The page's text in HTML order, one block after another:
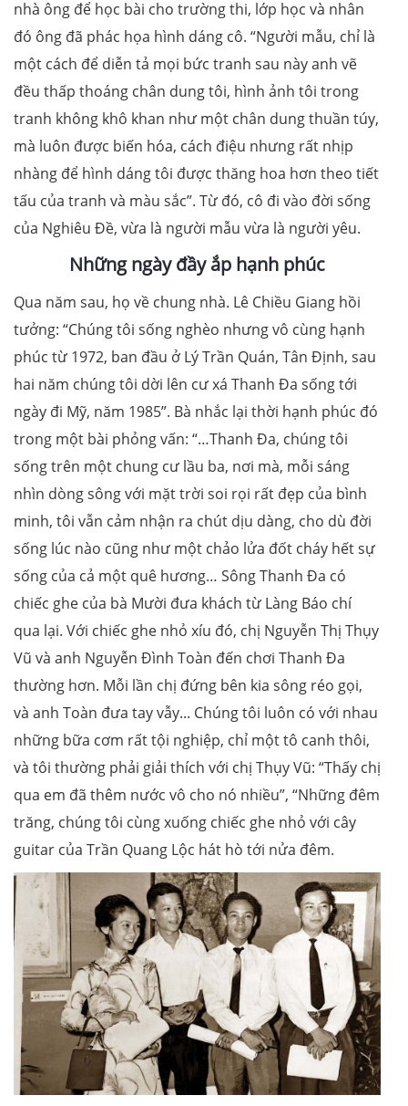
nhà ông để học bài cho trường thi, lớp học và nhân
đó ông đã phác họa hình dáng cô. “Người mẫu, chỉ là
một cách để diễn tả mọi bức tranh sau này anh vẽ
đều thấp thoáng chân dung tôi, hình ảnh tôi trong
tranh không khô khan như một chân dung thuần túy,
mà luôn được biến hóa, cách điệu nhưng rất nhịp
nhàng để hình dáng tôi được thăng hoa hơn theo tiết
tấu của tranh và màu sắc”. Từ đó, cô đi vào đời sống
của Nghiêu Đề, vừa là người mẫu vừa là người yêu.
Những ngày đầy ắp hạnh phúc
Qua năm sau, họ về chung nhà. Lê Chiều Giang hồi
tưởng: “Chúng tôi sống nghèo nhưng vô cùng hạnh
phúc từ 1972, ban đầu ở Lý Trần Quán, Tân Định, sau
hai năm chúng tôi dời lên cư xá Thanh Đa sống tới
ngày đi Mỹ, năm 1985”. Bà nhắc lại thời hạnh phúc đó
trong một bài phỏng vấn: “…Thanh Đa, chúng tôi
sống trên một chung cư lầu ba, nơi mà, mỗi sáng
nhìn dòng sông với mặt trời soi rọi rất đẹp của bình
minh, tôi vẫn cảm nhận ra chút dịu dàng, cho dù đời
sống lúc nào cũng như một chảo lửa đốt cháy hết sự
sống của cả một quê hương… Sông Thanh Đa có
chiếc ghe của bà Mười đưa khách từ Làng Báo chí
qua lại. Với chiếc ghe nhỏ xíu đó, chị Nguyễn Thị Thụy
Vũ và anh Nguyễn Đình Toàn đến chơi Thanh Đa
thường hơn. Mỗi lần chị đứng bên kia sông réo gọi,
và anh Toàn đưa tay vẫy... Chúng tôi luôn có với nhau
những bữa cơm rất tội nghiệp, chỉ một tô canh thôi,
và tôi thường phải giải thích với chị Thụy Vũ: “Thấy chị
qua em đã thêm nước vô cho nó nhiều”, “Những đêm
trăng, chúng tôi cùng xuống chiếc ghe nhỏ với cây
guitar của Trần Quang Lộc hát hò tới nửa đêm.